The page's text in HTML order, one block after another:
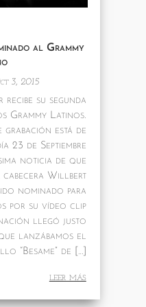
al Grammy
3, 2015
su segunda
Grammy Latinos.
grabación está de
23 de Septiembre
noticia de que
cabecera Willbert
nominado para
por su vídeo clip
llegó justo
lanzábamos el
“Besame” de […]
leer más